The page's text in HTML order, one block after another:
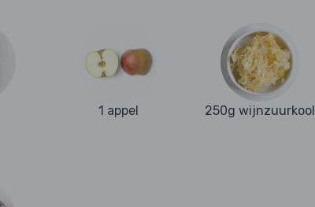
1 appel 250g wijnzuurkool